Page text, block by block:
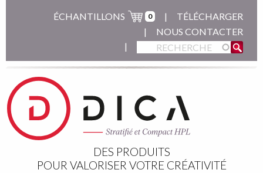
ÉCHANTILLONS 0
TÉLÉCHARGER
NOUS CONTACTER
DES PRODUITS
POUR VALORISER VOTRE CRÉATIVITÉ